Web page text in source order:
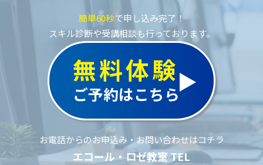
簡単60秒で申し込み完了！
スキル診断や受講相談も行っております。
無料体験
ご予約はこちら
お電話からのお申込み・お問い合わせはコチラ
エコール・ロゼ教室 TEL